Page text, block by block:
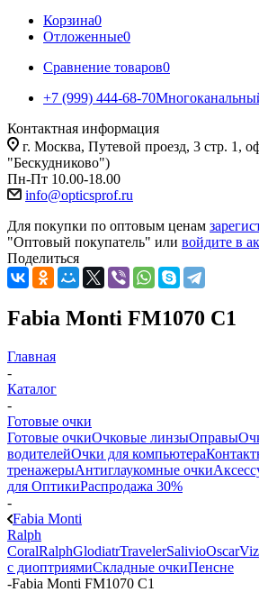
Корзина0
Отложенные0
Сравнение товаров0
+7 (999) 444-68-70
Контактная информация
г. Москва, Путевой проезд, 3 стр. 1,
"Бескудниково")
Пн-Пт 10.00-18.00
info@opticsprof.ru
Для покупки по оптовым ценам
"Оптовый покупатель" или войдите в
Поделиться
Fabia Monti FM1070 C1
Главная
-
Каталог
-
Готовые очки
Готовые очкиОчковые линзыОправы
водителейОчки для компьютера
тренажерыАнтиглаукомные очки
для ОптикиРаспродажа 30%
-
Fabia Monti
Ralph
CoralRalphGlodiatrTravelerSalivioOscar
с диоптриямиСкладные очкиПенсне
-Fabia Monti FM1070 C1